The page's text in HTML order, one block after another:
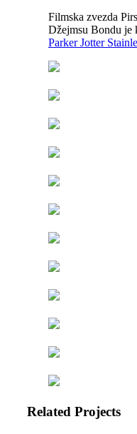
Filmska zvezda
Džejmsu Bondu je
Parker Jotter
Related Projects